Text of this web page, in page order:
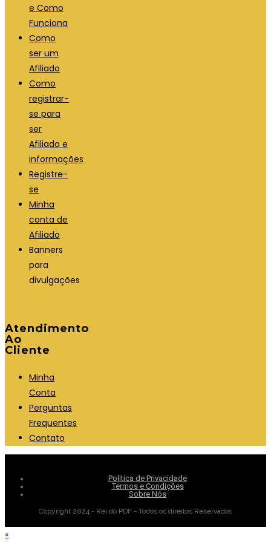
e Como
Funciona
Como
ser um
Afiliado
Como
registrar-
se para
ser
Afiliado e
informações
Registre-
se
Minha
conta de
Afiliado
Banners
para
divulgações
Atendimento
Ao
Cliente
Minha
Conta
Perguntas
Frequentes
Contato
Politica de Privacidade
Termos e Condições
Sobre Nós
Copyright 2024 - Rei do PDF - Todos os direitos Reservados
×